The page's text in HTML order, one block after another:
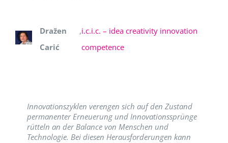
Dražen
Carić
,i.c.i.c. – idea creativity innovation
competence
Innovationszyklen verengen sich auf den Zustand
permanenter Erneuerung und Innovationssprünge
rütteln an der Balance von Menschen und
Technologie. Bei diesen Herausforderungen kann